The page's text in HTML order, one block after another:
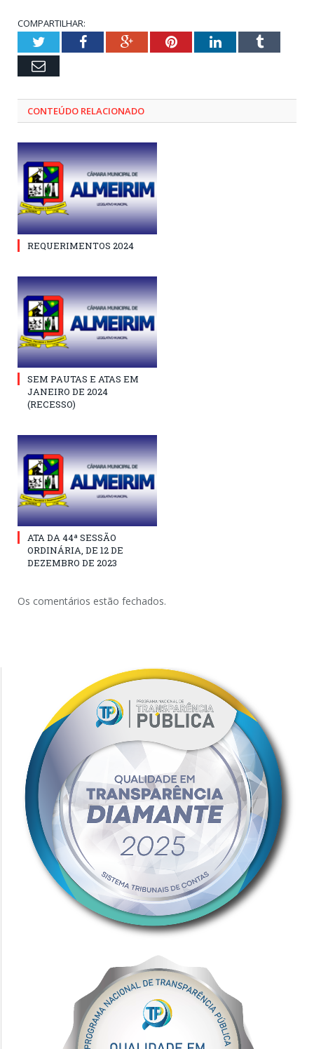
COMPARTILHAR:
TwitterFacebookGoogle+PinterestLinkedInTumblr
Email
CONTEÚDO RELACIONADO
REQUERIMENTOS 2024
SEM PAUTAS E ATAS EM
JANEIRO DE 2024
(RECESSO)
ATA DA 44ª SESSÃO
ORDINÁRIA, DE 12 DE
DEZEMBRO DE 2023
Os comentários estão fechados.